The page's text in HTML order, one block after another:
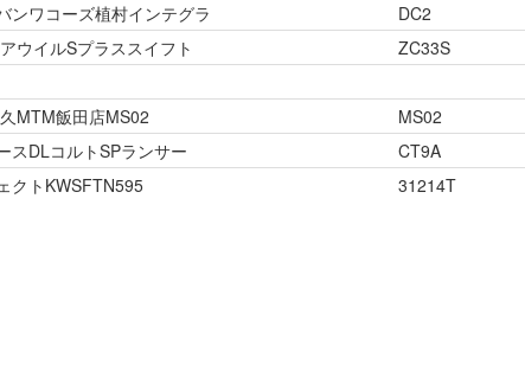
ンワコーズ植村インテグラ DC2
ウイルSプラススイフト ZC33S
MTM飯田店MS02 MS02
スDLコルトSPランサー CT9A
クトKWSFTN595 31214T